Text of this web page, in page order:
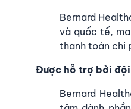
Bernard
và quốc tế,
thanh toán chi
Được hỗ trợ bởi đội
Bernard